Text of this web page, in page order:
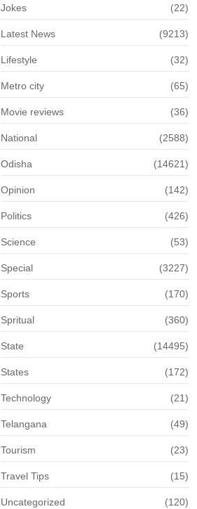
Jokes (22)
Latest News (9213)
Lifestyle (32)
Metro city (65)
Movie reviews (36)
National (2588)
Odisha (14621)
Opinion (142)
Politics (426)
Science (53)
Special (3227)
Sports (170)
Spritual (360)
State (14495)
States (172)
Technology (21)
Telangana (49)
Tourism (23)
Travel Tips (15)
Uncategorized (120)